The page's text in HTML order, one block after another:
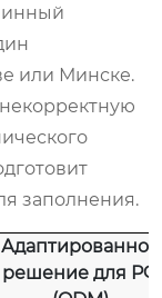
или Минске.
заполнения.
Адаптированное
решение для РФ